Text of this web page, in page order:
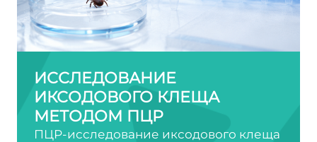
ИССЛЕДОВАНИЕ
ИКСОДОВОГО КЛЕЩА
МЕТОДОМ ПЦР
ПЦР-исследование иксодового клеща